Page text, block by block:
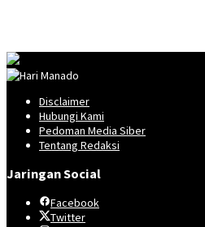
Disclaimer
Hubungi Kami
Pedoman Media Siber
Tentang Redaksi
Jaringan Social
Facebook
Twitter